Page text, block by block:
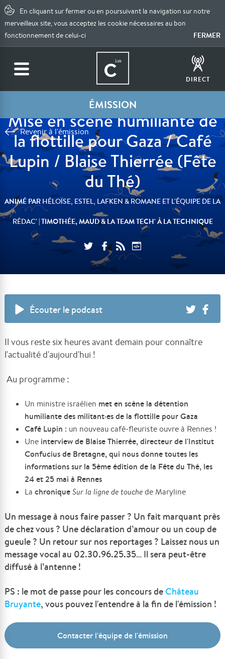
En cliquant sur fermer ou en poursuivant la navigation sur notre
merveilleux site, vous acceptez les cookie nécessaires au bon
fonctionnement de celui-ci
FERMER
DIRECT
ÉMISSION
Revenir à l'émission
Mise en scène humiliante de
la flottille pour Gaza / Café
Lupin / Blaise Thierrée (Fête
du Thé)
ANIMÉ PAR HÉLOÏSE, ESTEL, LAFKEN & ROMANE ET L'ÉQUIPE DE LA
RÉDAC' | TIMOTHÉE, MAUD & LA TEAM TECH' À LA TECHNIQUE
Écouter le podcast
Il vous reste six heures avant demain pour connaître
l'actualité d'aujourd'hui !
Au programme :
Un ministre israélien met en scène la détention
humiliante des militant·es de la flottille pour Gaza
Café Lupin : un nouveau café-fleuriste ouvre à Rennes !
Une interview de Blaise Thierrée, directeur de l'Institut
Confucius de Bretagne, qui nous donne toutes les
informations sur la 5ème édition de la Fête du Thé, les
24 et 25 mai à Rennes
La chroniqueSur la ligne de touche de Maryline
Un message à nous faire passer ? Un fait marquant près
de chez vous ? Une déclaration d’amour ou un coup de
gueule ? Un retour sur nos reportages ? Laissez nous un
message vocal au 02.30.96.25.35… Il sera peut-être
diffusé à l’antenne !
PS : le mot de passe pour les concoursdeChâteau
Bruyante, vous pouvez l'entendre à la fin de l'émission !
Contacter l'équipe de l'émission